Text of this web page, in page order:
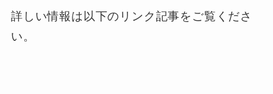
詳しい情報は以下のリンク記事をご覧くださ
い。